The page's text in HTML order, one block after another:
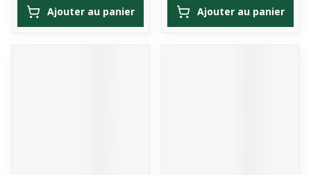
Ajouter au panier Ajouter au panier